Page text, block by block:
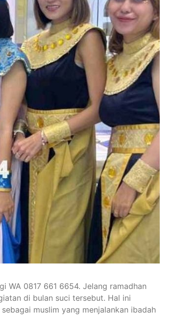
WA 0817 661 6654. Jelang ramadhan
di bulan suci tersebut. Hal ini
muslim yang menjalankan ibadah